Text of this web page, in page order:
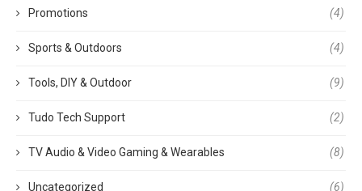
Promotions (4)
Sports & Outdoors (4)
Tools, DIY & Outdoor (9)
Tudo Tech Support (2)
TV Audio & Video Gaming & Wearables (8)
Uncategorized (6)